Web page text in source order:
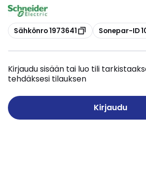
Kopioi
Sähkönro 1973641 Kopioi
Sonepar-ID
Kirjaudu sisään tai luo tili
tehdäksesi tilauksen
Kirjaudu